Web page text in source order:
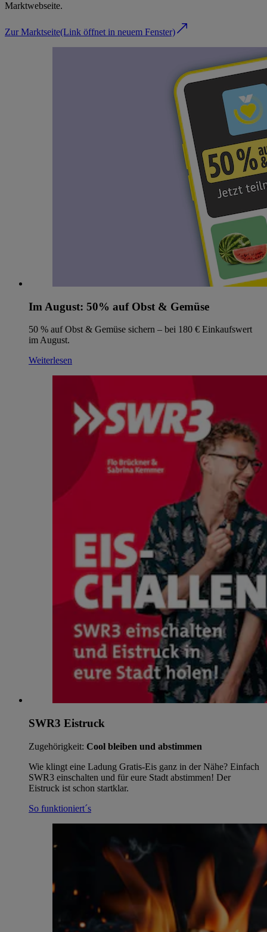
Marktwebseite.
Zur Marktseite(Link öffnet in neuem Fenster)
Im August: 50% auf Obst & Gemüse
50 % auf Obst & Gemüse sichern – bei 180 € Einkaufswert
im August.
Weiterlesen
SWR3 Eistruck
Zugehörigkeit: Cool bleiben und abstimmen
Wie klingt eine Ladung Gratis-Eis ganz in der Nähe? Einfach
SWR3 einschalten und für eure Stadt abstimmen! Der
Eistruck ist schon startklar.
So funktioniert´s